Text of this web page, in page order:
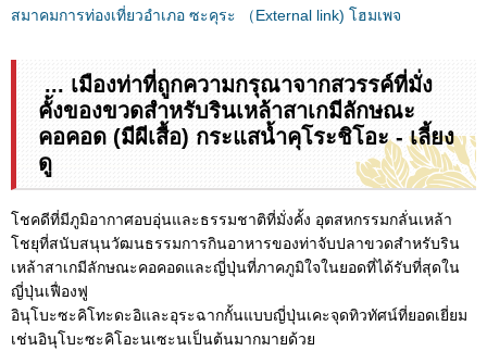
สมาคมการท่องเที่ยวอำเภอ ซะคุระ （External link) โฮมเพจ
... เมืองท่าที่ถูกความกรุณาจากสวรรค์ที่มั่ง
คั้งของขวดสำหรับรินเหล้าสาเกมีลักษณะ
คอคอด (มีผีเสื้อ) กระแสน้ำคุโระชิโอะ - เลี้ยง
ดู
โชคดีที่มีภูมิอากาศอบอุ่นและธรรมชาติที่มั่งคั้ง อุตสหกรรมกลั่นเหล้า
โชยุที่สนับสนุนวัฒนธรรมการกินอาหารของท่าจับปลาขวดสำหรับริน
เหล้าสาเกมีลักษณะคอคอดและญี่ปุ่นที่ภาคภูมิใจในยอดที่ได้รับที่สุดใน
ญี่ปุ่นเฟื่องฟู
อินุโบะซะคิโทะดะอิและอุระฉากกั้นแบบญี่ปุ่นเคะจุดทิวทัศน์ที่ยอดเยี่ยม
เช่นอินุโบะซะคิโอะนเซะนเป็นต้นมากมายด้วย